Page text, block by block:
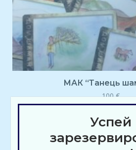
МАК “Танець
100€
Успей